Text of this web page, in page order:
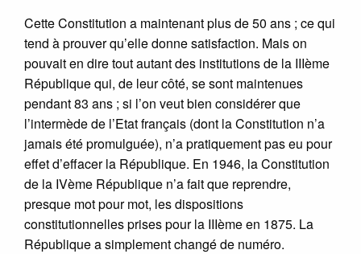
Cette Constitution a maintenant plus de 50 ans ; ce qui
tend à prouver qu’elle donne satisfaction. Mais on
pouvait en dire tout autant des institutions de la IIIème
République qui, de leur côté, se sont maintenues
pendant 83 ans ; si l’on veut bien considérer que
l’intermède de l’Etat français (dont la Constitution n’a
jamais été promulguée), n’a pratiquement pas eu pour
effet d’effacer la République. En 1946, la Constitution
de la IVème République n’a fait que reprendre,
presque mot pour mot, les dispositions
constitutionnelles prises pour la IIIème en 1875. La
République a simplement changé de numéro.